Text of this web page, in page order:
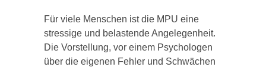
Für viele Menschen ist die MPU eine
stressige und belastende Angelegenheit.
Die Vorstellung, vor einem Psychologen
über die eigenen Fehler und Schwächen